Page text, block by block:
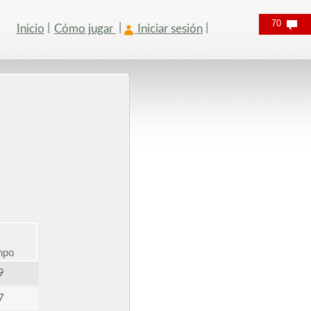
Inicio Cómo jugar Iniciar sesión 70